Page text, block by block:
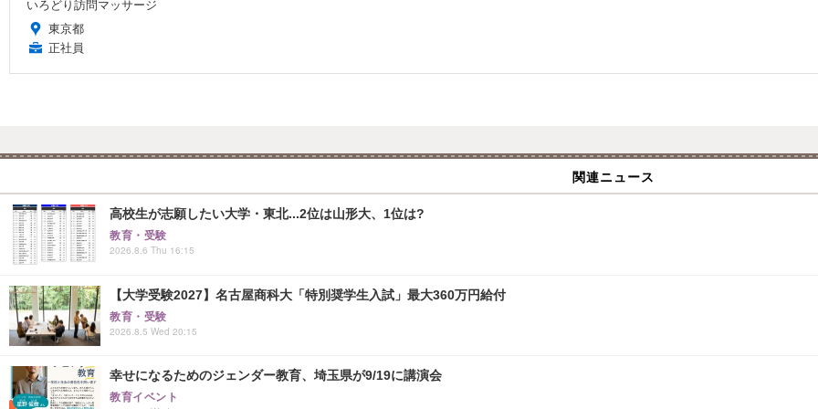
いろどり訪問マッサージ
東京都
正社員
関連ニュース
高校生が志願したい大学・東北...2位は山形大、1位は?
教育・受験
2026.8.6 Thu 16:15
【大学受験2027】名古屋商科大「特別奨学生入試」最大360万円給付
教育・受験
2026.8.5 Wed 20:15
幸せになるためのジェンダー教育、埼玉県が9/19に講演会
教育イベント